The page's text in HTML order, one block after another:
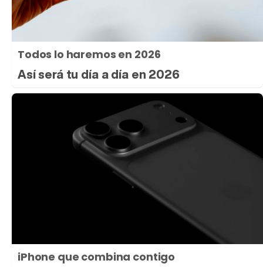
Todos lo haremos en 2026
Así será tu día a día en 2026
iPhone que combina contigo